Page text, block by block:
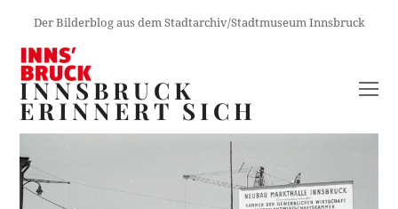
Der Bilderblog aus dem Stadtarchiv/Stadtmuseum Innsbruck
INNSBRUCK
ERINNERT SICH